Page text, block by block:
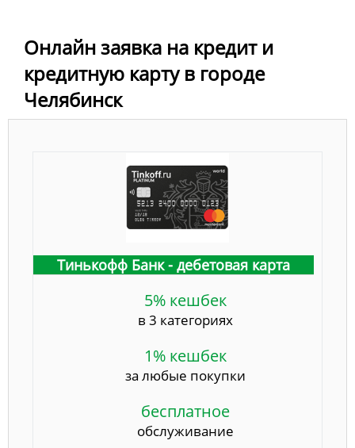
Онлайн заявка на кредит и
кредитную карту в городе
Челябинск
Тинькофф Банк - дебетовая карта
5% кешбек
в 3 категориях
1% кешбек
за любые покупки
бесплатное
обслуживание